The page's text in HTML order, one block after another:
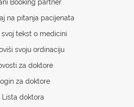
Booking partner
na pitanja pacijenata
svoj tekst o medicini
svoju ordinaciju
za doktore
Login za doktore
Lista doktora